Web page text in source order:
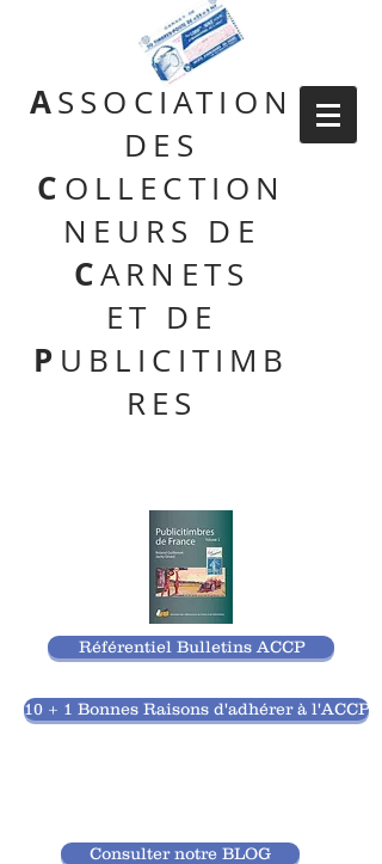
ASSOCIATION
DES
C OLLECTION
NEURS DE
CARNETS
ET DE
P UBLICITIMB
RES
Référentiel Bulletins ACCP
10 + 1 Bonnes Raisons d'adhérer à l'ACCP
Consulter notre BLOG